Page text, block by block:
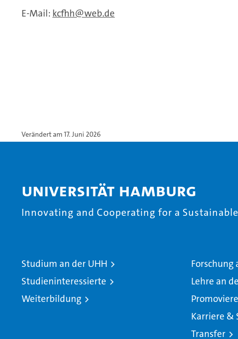
E-Mail: kcfhh web.de
Verändert am 17. Juni 2026
Universität Hamburg
Innovating and Cooperating for a
Studium an der UHH
Studieninteressierte
Weiterbildung
Forschung
Lehre an
Karriere &
Transfer